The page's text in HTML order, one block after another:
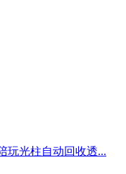
玩光柱自动回收透...